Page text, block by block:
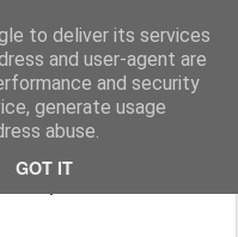
to deliver its services
and user-agent are
and security
generate usage
abuse.
GOT IT
mondo delle compagnie aeree
Malpensa Lisbona